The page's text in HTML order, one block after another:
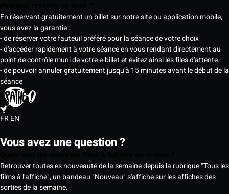
En réservant gratuitement un billet sur notre site ou application mobile,
vous avez la garantie :
- de réserver votre fauteuil préféré pour la séance de votre choix
- d'accéder rapidement à votre séance en vous rendant directement au
point de contrôle muni de votre e-billet et évitez ainsi les files d'attente.
- de pouvoir annuler gratuitement jusqu'à 15 minutes avant le début de la
séance
FREN
Vous avez une question ?
Retrouver toutes es nouveauté de la semaine depuis la rubrique "Tous les
films à l'affiche", un bandeau "Nouveau" s'affiche sur les affiches des
sorties de la semaine.